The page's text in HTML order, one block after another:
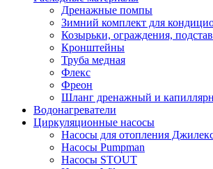
Дренажные помпы
Зимний комплект для
Козырьки, ограждения,
Кронштейны
Труба медная
Флекс
Фреон
Шланг дренажный и
Водонагреватели
Циркуляционные насосы
Насосы для отопления
Насосы Pumpman
Насосы STOUT